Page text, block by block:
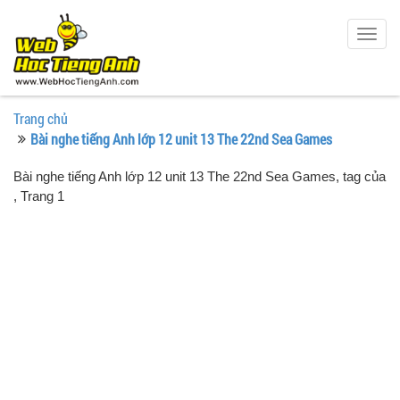
Trang chủ
Bài nghe tiếng Anh lớp 12 unit 13 The 22nd Sea Games
Bài nghe tiếng Anh lớp 12 unit 13 The 22nd Sea Games, tag của
, Trang 1